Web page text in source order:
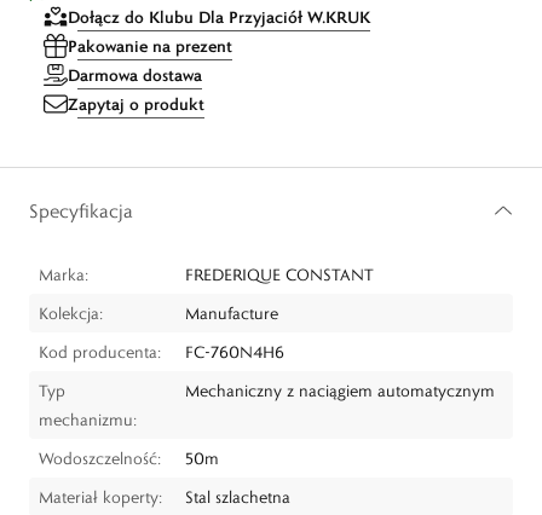
Dołącz do Klubu Dla Przyjaciół W.KRUK
Pakowanie na prezent
Darmowa dostawa
Zapytaj o produkt
Specyfikacja
Marka:
FREDERIQUE CONSTANT
Kolekcja:
Manufacture
Kod producenta:
FC-760N4H6
Typ
mechanizmu:
Mechaniczny z naciągiem automatycznym
Wodoszczelność:
50m
Materiał koperty:
Stal szlachetna